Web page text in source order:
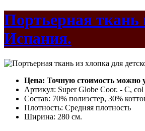
Портьерная ткань
Испания.
Цена: Точную стоимость можно
Артикул: Super Globe Coor. - C,
Состав: 70% полиэстер, 30%
Плотность: Средняя плотность
Ширина: 280 см.